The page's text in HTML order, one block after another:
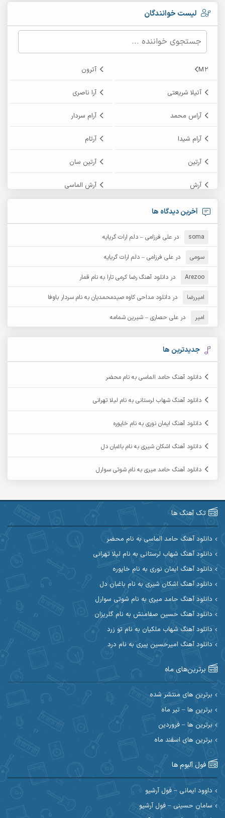
لیست خوانندگان
M2 آترون
آتیلا شریعتی آرا ناصری
آراس محمد آرام سردار
آرام شیدا آرتام
آرتین آرتین سان
آرش آرش الماسی
آرش امامی
آرش دی جی 2
آرش عثمان
آرش مبهم آرش مستشیری
آرش مهرابی آرش نظری
آرشام
آرکاداش
آرین صیادی
آرین مریدی
آوات بوکانی آوات یگانه
آیت احمدنژاد
ابراهیم شمس ابوالحسن جاویدان
ابی حسینی
احسان آیینفر احسان اصغری
احسان امیدوار
احسان حیدری احسان دریادل
احسان رمضانی احسان علیانی
احسان کریمی احسان کمری
احسان مرادیان احمد اسلامی
احمد بیرانوند
احمد صحراییان
آخرین دیدگاه ها
soma در علی فرزامی – دلم ارات گریایه
سومی در علی فرزامی – دلم ارات گریایه
Arezoo در دانلود آهنگ رضا کرمی تارا به نام قمار
امیررضا در دانلود مداحی کاوه صیدمحمدیان به نام سردار باوفا
امیر در علی حصاری – شیرین شمامه
جدیدترین ها
دانلود آهنگ حامد الماسی به نام محضر
دانلود آهنگ شهاب لرستانی به نام لیلا تهرانی
دانلود آهنگ ایمان نوری به نام خاپوره
دانلود آهنگ اشکان شیری به نام باغبان دل
دانلود آهنگ حامد میری به نام شوتی سوارل
تک آهنگ ها
دانلود آهنگ حامد الماسی به نام محضر
دانلود آهنگ شهاب لرستانی به نام لیلا تهرانی
دانلود آهنگ ایمان نوری به نام خاپوره
دانلود آهنگ اشکان شیری به نام باغبان دل
دانلود آهنگ حامد میری به نام شوتی سوارل
دانلود آهنگ حسین صفامنش به نام گلریزان
دانلود آهنگ شهاب ملکیان به نام تو زرد
دانلود آهنگ امیرحسین پیری به نام درد
برترین‌های ماه
برترین های منتشر شده
برترین ها – تیر ماه
برترین ها – فروردین
برترین های اسفند ماه
فول آلبوم ها
داوود ایمانی – فول آرشیو
سامان حسینی – فول آرشیو